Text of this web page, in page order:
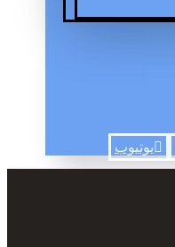
یوتیوب